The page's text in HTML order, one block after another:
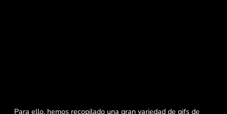
Para ello, hemos recopilado una gran variedad de gifs de